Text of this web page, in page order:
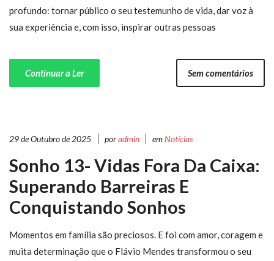
profundo: tornar público o seu testemunho de vida, dar voz à
sua experiência e, com isso, inspirar outras pessoas
Continuar a Ler Sem comentários
29 de Outubro de 2025 poradmin emNotícias
Sonho 13- Vidas Fora Da Caixa:
Superando Barreiras E
Conquistando Sonhos
Momentos em família são preciosos. E foi com amor, coragem e
muita determinação que o Flávio Mendes transformou o seu